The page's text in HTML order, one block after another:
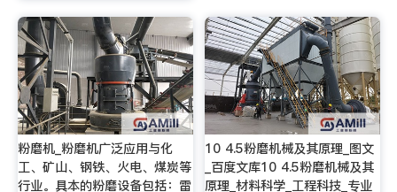
粉磨机_粉磨机广泛应用与化
工、矿山、钢铁、火电、煤炭等
行业。具本的粉磨设备包括：雷
10 4.5粉磨机械及其原理_图文
_百度文库10 4.5粉磨机械及其
原理_材料科学_工程科技_专业